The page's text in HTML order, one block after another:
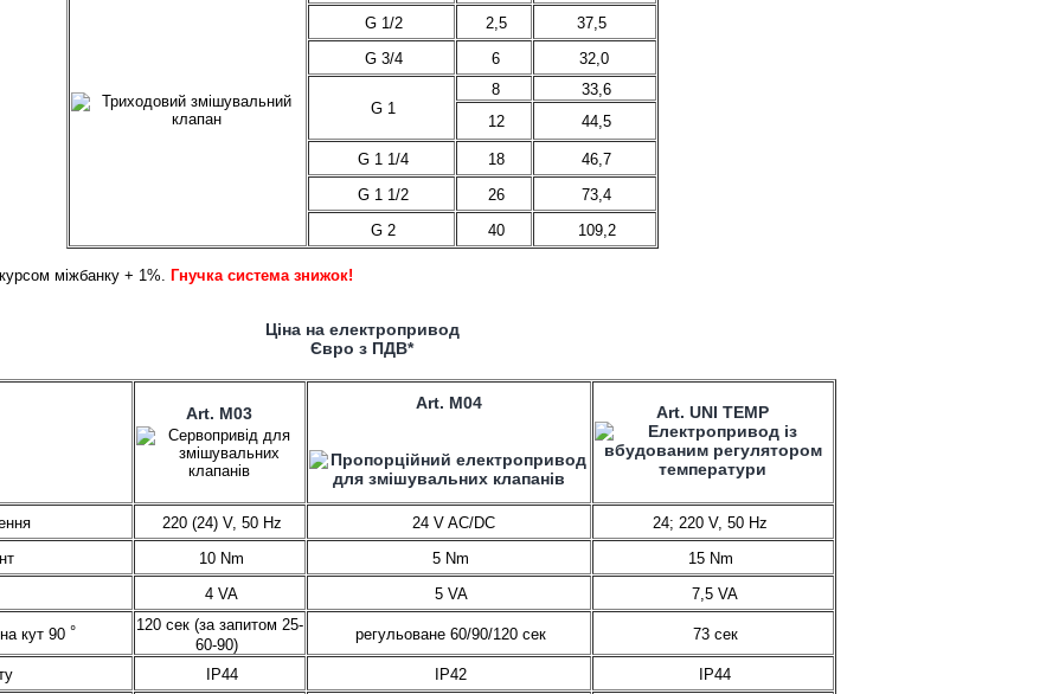
G 1/2 2,5
37,5
G 3/4
6 32,0
G 1
8
33,6
12
44,5
G 1 1/4 18
46,7
G 1 1/2
26
73,4
G 2
40 109,2
міжбанку + 1%. Гнучка система знижок!
Ціна на електропривод
Євро з ПДВ*
Art. M03
Art. M04 Art. UNI TEMP
220 (24) V, 50 Hz 24 V AC/DC
24; 220 V, 50 Hz
10 Nm 5 Nm
15 Nm
4 VA 5 VA 7,5 VA
кут 90 °
120 сек (за запитом 25-
60-90)
регульоване 60/90/120 сек 73 сек
IP44 IP42 IP44